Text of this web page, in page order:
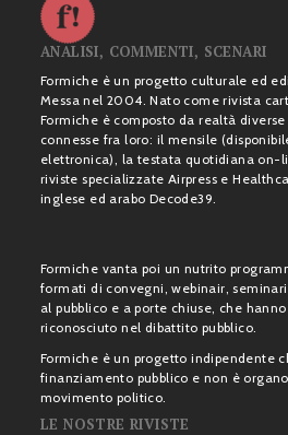
ANALISI, COMMENTI, SCENARI
Formiche è un progetto culturale ed
Messa nel 2004. Nato come rivista
Formiche è composto da realtà
connesse fra loro: il mensile
elettronica), la testata quotidiana on-
riviste specializzate Airpress e
inglese ed arabo Decode39.
Formiche vanta poi un nutrito
formati di convegni, webinair,
al pubblico e a porte chiuse, che
riconosciuto nel dibattito pubblico.
Formiche è un progetto indipendente
finanziamento pubblico e non è
movimento politico.
LE NOSTRE RIVISTE